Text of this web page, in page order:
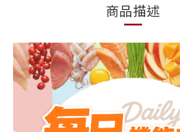
商品描述